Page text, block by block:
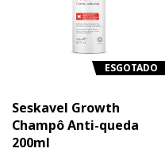
ESGOTADO
Seskavel Growth
Champô Anti-queda
200ml